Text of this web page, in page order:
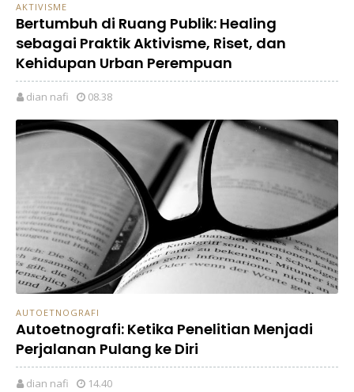
AKTIVISME
Bertumbuh di Ruang Publik: Healing
sebagai Praktik Aktivisme, Riset, dan
Kehidupan Urban Perempuan
dian nafi 08.38
AUTOETNOGRAFI
Autoetnografi: Ketika Penelitian Menjadi
Perjalanan Pulang ke Diri
dian nafi 14.40